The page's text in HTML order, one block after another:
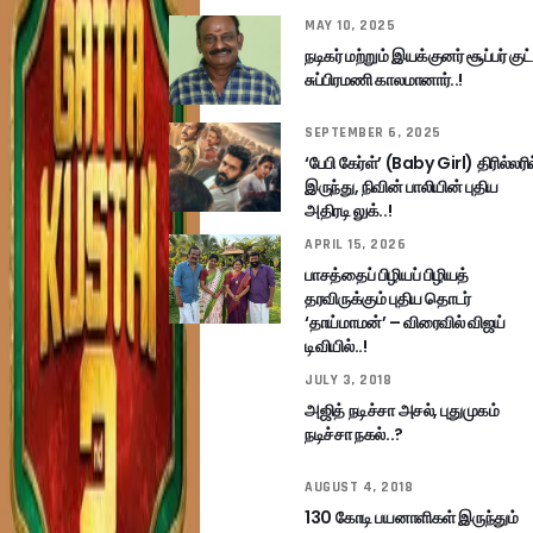
MAY 10, 2025
நடிகர் மற்றும் இயக்குனர் சூப்பர் குட்
சுப்பிரமணி காலமானார்..!
SEPTEMBER 6, 2025
‘பேபி கேர்ள்’ (Baby Girl)
இருந்து, நிவின் பாலியின் புதிய
அதிரடி லுக்..!
APRIL 15, 2026
பாசத்தைப் பிழியப் பிழியத்
தரவிருக்கும் புதிய தொடர்
‘தாய்மாமன்’ – விரைவில் விஜய்
டிவியில்..!
JULY 3, 2018
அஜித் நடிச்சா அசல், புதுமுகம்
நடிச்சா நகல்..?
AUGUST 4, 2018
130 கோடி பயனாளிகள் இருந்தும்